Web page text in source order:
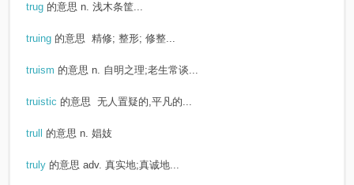
trug 的意思 n. 浅木条筐...
truing 的意思 精修; 整形; 修整...
truism 的意思 n. 自明之理;老生常谈...
truistic 的意思 无人置疑的,平凡的...
trull 的意思 n. 娼妓
truly 的意思 adv. 真实地;真诚地...